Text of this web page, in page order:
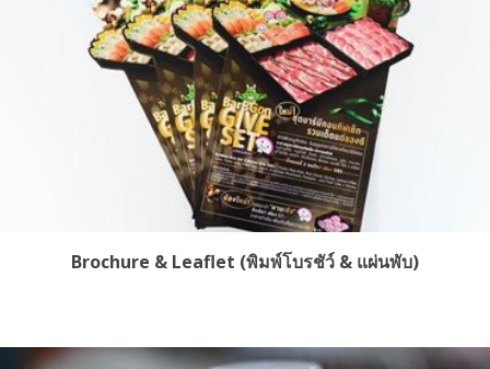
Brochure & Leaflet (พิมพ์โบรชัว์ & แผ่นพับ)